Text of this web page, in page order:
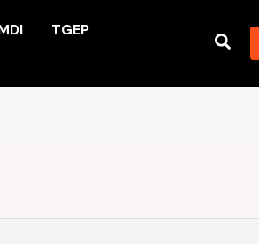
TGEP
Buscar